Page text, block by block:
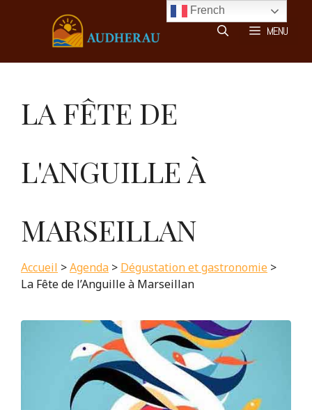
MENU
LA FÊTE DE
L'ANGUILLE À
MARSEILLAN
Accueil >Agenda > Dégustation et gastronomie >
La Fête de l’Anguille à Marseillan
French